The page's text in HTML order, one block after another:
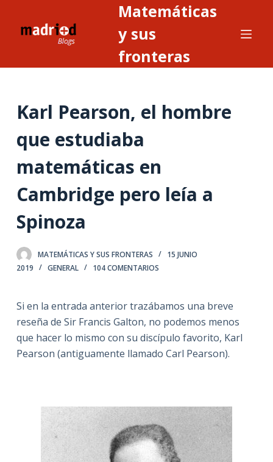
n
n
d
o
Matemáticas
y sus
fronteras
Karl Pearson, el hombre
que estudiaba
matemáticas en
Cambridge pero leía a
Spinoza
MATEMÁTICAS Y SUS FRONTERAS
15 JUNIO
2019
GENERAL 104 COMENTARIOS
Si en la entrada anterior trazábamos una breve
reseña de Sir Francis Galton, no podemos menos
que hacer lo mismo con su discípulo favorito, Karl
Pearson (antiguamente llamado Carl Pearson).